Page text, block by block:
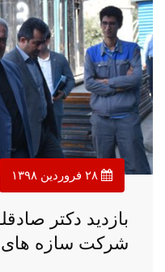
بازدید دکتر
شرکت سازه های